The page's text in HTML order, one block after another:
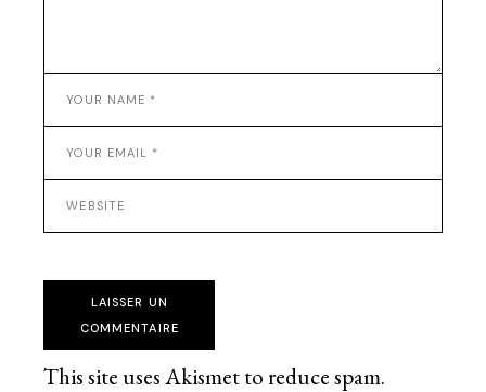
LAISSER UN
COMMENTAIRE
This site uses Akismet to reduce spam.